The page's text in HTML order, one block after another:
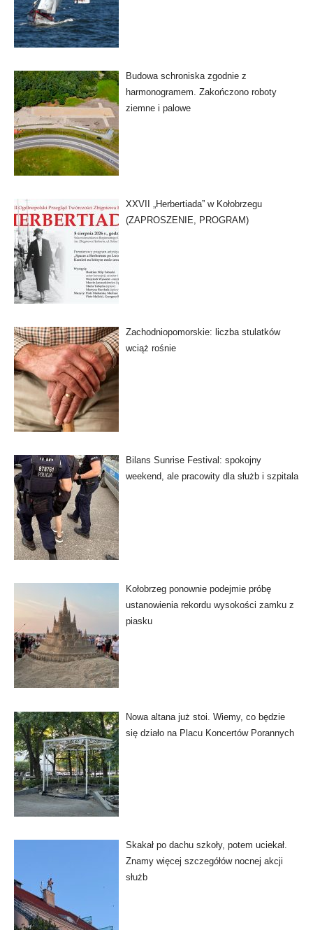
Budowa schroniska zgodnie z
harmonogramem. Zakończono roboty
ziemne i palowe
XXVII „Herbertiada” w Kołobrzegu
(ZAPROSZENIE, PROGRAM)
Zachodniopomorskie: liczba stulatków
wciąż rośnie
Bilans Sunrise Festival: spokojny
weekend, ale pracowity dla służb i szpitala
Kołobrzeg ponownie podejmie próbę
ustanowienia rekordu wysokości zamku z
piasku
Nowa altana już stoi. Wiemy, co będzie
się działo na Placu Koncertów Porannych
Skakał po dachu szkoły, potem uciekał.
Znamy więcej szczegółów nocnej akcji
służb